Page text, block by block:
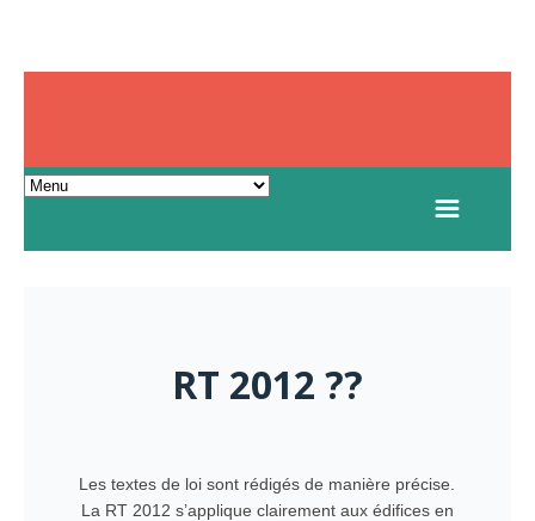
RT 2012 ??
Les textes de loi sont rédigés de manière précise.
La RT 2012 s’applique clairement aux édifices en